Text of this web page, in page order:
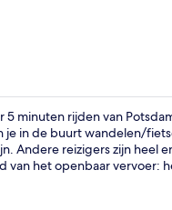
5 minuten rijden van
je in de buurt wandelen/
Andere reizigers zijn heel
het openbaar vervoer: